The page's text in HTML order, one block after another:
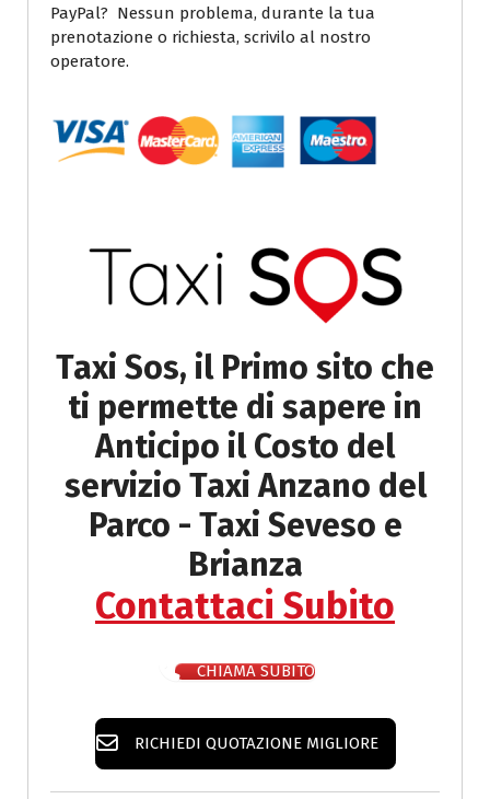
PayPal? Nessun problema, durante la tua
prenotazione o richiesta, scrivilo al nostro
operatore.
Taxi Sos, il Primo sito che
ti permette di sapere in
Anticipo ilCosto del
servizio Taxi Anzano del
Parco - Taxi Seveso e
Brianza
Contattaci Subito
CHIAMA SUBITO
RICHIEDI QUOTAZIONE MIGLIORE